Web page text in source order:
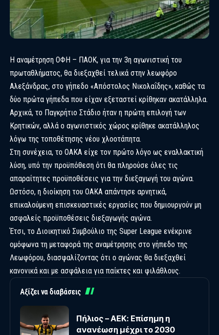
Η αναμέτρηση ΟΦΗ – ΠΑΟΚ, για την 3η αγωνιστική του
πρωταθλήματος, θα διεξαχθεί τελικά στην λεωφόρο
Αλεξάνδρας, στο γήπεδο «Απόστολος Νικολαΐδης», καθώς τα
δύο πρώτα γήπεδα που είχαν εξεταστεί κρίθηκαν ακατάλληλα.
Αρχικά, το Παγκρήτιο Στάδιο ήταν η πρώτη επιλογή των
Κρητικών, αλλά ο αγωνιστικός χώρος κρίθηκε ακατάλληλος
λόγω της τοποθέτησης νέου χλοοτάπητα.
Στη συνέχεια, το ΟΑΚΑ είχε τον πρώτο λόγο ως εναλλακτική
λύση, υπό την προϋπόθεση ότι θα πληρούσε όλες τις
απαραίτητες προϋποθέσεις για την διεξαγωγή του αγώνα.
Ωστόσο, η διοίκηση του ΟΑΚΑ απάντησε αρνητικά,
επικαλούμενη επισκευαστικές εργασίες που δημιουργούν μη
ασφαλείς προϋποθέσεις διεξαγωγής αγώνα.
Έτσι, το Διοικητικό Συμβούλιο της Super League ενέκρινε
ομόφωνα τη μεταφορά της αναμέτρησης στο γήπεδο της
Λεωφόρου, διασφαλίζοντας ότι ο αγώνας θα διεξαχθεί
κανονικά και με ασφάλεια για παίκτες και φιλάθλους.
Αξίζει να διαβάσεις
Πήλιος – ΑΕΚ: Επίσημη η
ανανέωση μέχρι το 2030